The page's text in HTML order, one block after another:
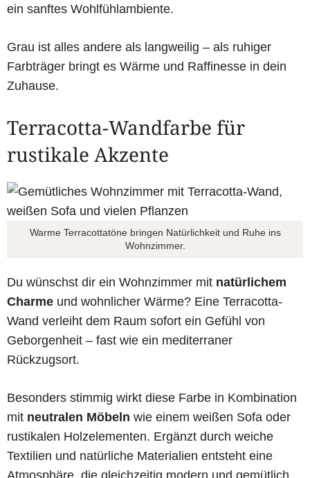
ein sanftes Wohlfühlambiente.
Grau ist alles andere als langweilig – als ruhiger
Farbträger bringt es Wärme und Raffinesse in dein
Zuhause.
Terracotta-Wandfarbe für
rustikale Akzente
Warme Terracottatöne bringen Natürlichkeit und Ruhe ins
Wohnzimmer.
Du wünschst dir ein Wohnzimmer mit natürlichem
Charme und wohnlicher Wärme? Eine Terracotta-
Wand verleiht dem Raum sofort ein Gefühl von
Geborgenheit – fast wie ein mediterraner
Rückzugsort.
Besonders stimmig wirkt diese Farbe in Kombination
mit neutralen Möbeln wie einem weißen Sofa oder
rustikalen Holzelementen. Ergänzt durch weiche
Textilien und natürliche Materialien entsteht eine
Atmosphäre, die gleichzeitig modern und gemütlich